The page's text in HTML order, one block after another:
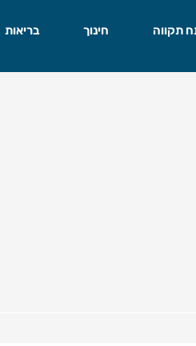
תקווה חינוך בריאות